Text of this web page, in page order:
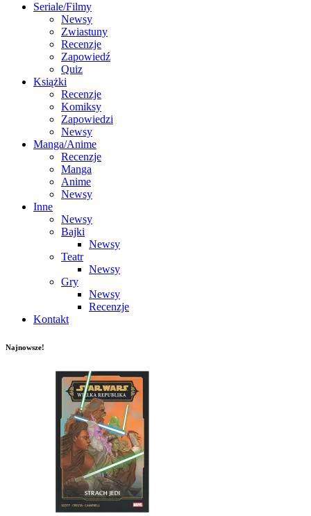
Seriale/Filmy
Newsy
Zwiastuny
Recenzje
Zapowiedź
Quiz
Książki
Recenzje
Komiksy
Zapowiedzi
Newsy
Manga/Anime
Recenzje
Manga
Anime
Newsy
Inne
Newsy
Bajki
Newsy
Teatr
Newsy
Gry
Newsy
Recenzje
Kontakt
Najnowsze!